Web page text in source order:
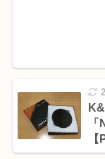
【